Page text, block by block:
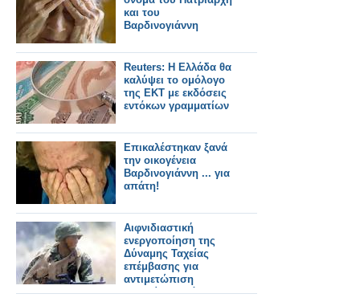
και του
Βαρδινογιάννη
Reuters: Η Ελλάδα θα
καλύψει το ομόλογο
της ΕΚΤ με εκδόσεις
εντόκων γραμματίων
Επικαλέστηκαν ξανά
την οικογένεια
Βαρδινογιάννη ... για
απάτη!
Αιφνιδιαστική
ενεργοποίηση της
Δύναμης Ταχείας
επέμβασης για
αντιμετώπιση
σεναρίου κατάληψης